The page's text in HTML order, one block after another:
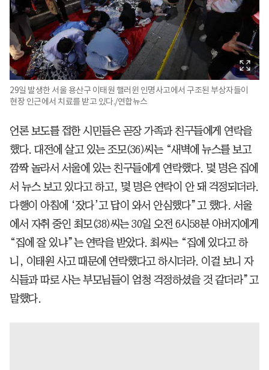
29일 발생한 서울 용산구 이태원 핼러윈 인명사고에서 구조된 부상자들이
현장 인근에서 치료를 받고 있다./연합뉴스
언론 보도를 접한 시민들은 곧장 가족과 친구들에게 연락을
했다. 대전에 살고 있는 조모(36)씨는 “새벽에 뉴스를 보고
깜짝 놀라서 서울에 있는 친구들에게 연락했다. 몇 명은 집에
서 뉴스 보고 있다고 하고, 몇 명은 연락이 안 돼 걱정되더라.
다행이 아침에 ‘잤다’고 답이 와서 안심했다”고 했다. 서울
에서 자취 중인 최모(38)씨는 30일 오전 6시58분 아버지에게
“집에 잘 있냐”는 연락을 받았다. 최씨는 “집에 있다고 하
니, 이태원 사고 때문에 연락했다고 하시더라. 이걸 보니 자
식들과 따로 사는 부모님들이 엄청 걱정하셨을 것 같더라”고
말했다.